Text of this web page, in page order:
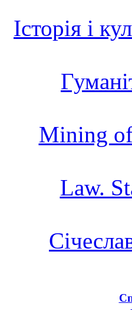
Історія і
Mining
Law.